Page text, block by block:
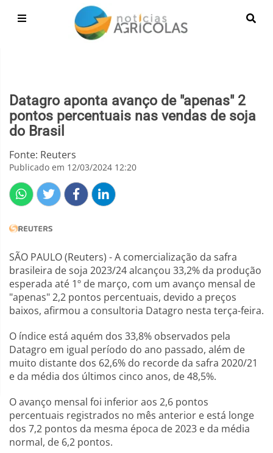
Datagro aponta avanço de "apenas" 2
pontos percentuais nas vendas de soja
do Brasil
Fonte: Reuters
Publicado em 12/03/2024 12:20
SÃO PAULO (Reuters) - A comercialização da safra
brasileira de soja 2023/24 alcançou 33,2% da produção
esperada até 1º de março, com um avanço mensal de
"apenas" 2,2 pontos percentuais, devido a preços
baixos, afirmou a consultoria Datagro nesta terça-feira.
O índice está aquém dos 33,8% observados pela
Datagro em igual período do ano passado, além de
muito distante dos 62,6% do recorde da safra 2020/21
e da média dos últimos cinco anos, de 48,5%.
O avanço mensal foi inferior aos 2,6 pontos
percentuais registrados no mês anterior e está longe
dos 7,2 pontos da mesma época de 2023 e da média
normal, de 6,2 pontos.